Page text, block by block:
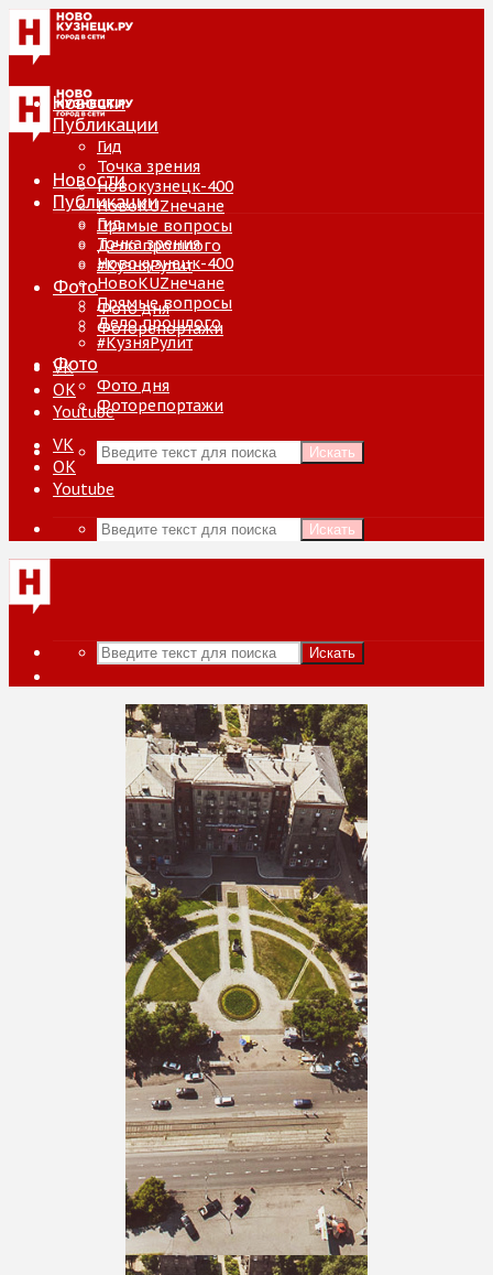
Новости
Публикации
Гид
Точка зрения
Новокузнецк-400
НовоKUZнечане
Прямые вопросы
Дело прошлого
#КузняРулит
Фото
Фото дня
Фоторепортажи
VK
ОК
Youtube
Искать
Новости
Публикации
Гид
Точка зрения
Новокузнецк-400
НовоKUZнечане
Прямые вопросы
Дело прошлого
#КузняРулит
Фото
Фото дня
Фоторепортажи
VK
ОК
Youtube
Искать
Искать